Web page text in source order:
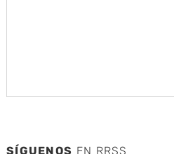
SÍGUENOS EN RRSS